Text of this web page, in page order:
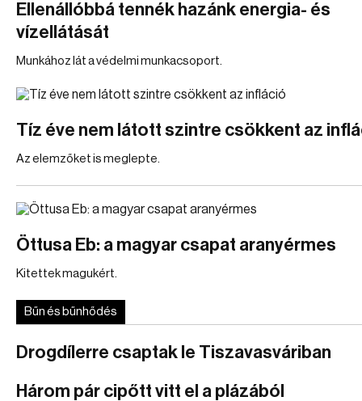
Ellenállóbbá tennék hazánk energia- és
vízellátását
Munkához lát a védelmi munkacsoport.
Tíz éve nem látott szintre csökkent az
Az elemzőket is meglepte.
Öttusa Eb: a magyar csapat aranyérmes
Kitettek magukért.
Bűn és bűnhődés
Drogdílerre csaptak le Tiszavasváriban
Három pár cipőtt vitt el a plázából